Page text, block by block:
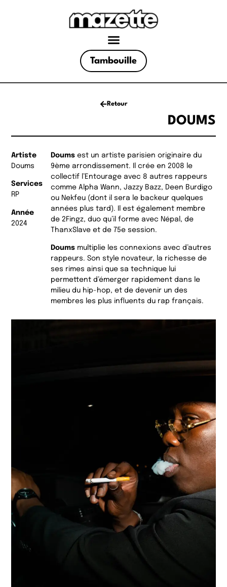
Tambouille
Retour
DOUMS
Artiste
Doums
Services
RP
Année
2024
Doums est un artiste parisien originaire du
9ème arrondissement. Il crée en 2008 le
collectif l’Entourage avec 8 autres rappeurs
comme Alpha Wann, Jazzy Bazz, Deen Burdigo
ou Nekfeu (dont il sera le backeur quelques
années plus tard). Il est également membre
de 2Fingz, duo qu’il forme avec Népal, de
ThanxSlave et de 75e session.
Doums multiplie les connexions avec d’autres
rappeurs. Son style novateur, la richesse de
ses rimes ainsi que sa technique lui
permettent d’émerger rapidement dans le
milieu du hip-hop, et de devenir un des
membres les plus influents du rap français.